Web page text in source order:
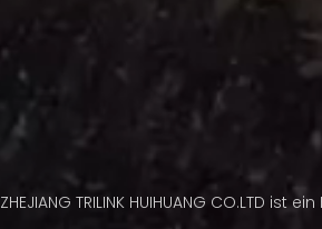
ZHEJIANG TRILINK HUIHUANG CO.LTD